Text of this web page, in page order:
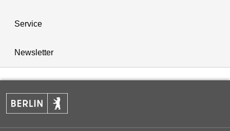
Service
Newsletter